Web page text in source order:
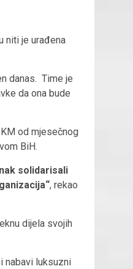
niti je urađena
danas. Time je
da ona bude
od mjesečnog
BiH.
solidarisali
, rekao
dijela svojih
nabavi luksuzni